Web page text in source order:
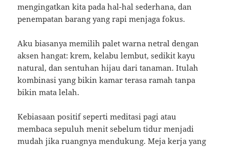
mengingatkan kita pada hal-hal sederhana, dan
penempatan barang yang rapi menjaga fokus.
Aku biasanya memilih palet warna netral dengan
aksen hangat: krem, kelabu lembut, sedikit kayu
natural, dan sentuhan hijau dari tanaman. Itulah
kombinasi yang bikin kamar terasa ramah tanpa
bikin mata lelah.
Kebiasaan positif seperti meditasi pagi atau
membaca sepuluh menit sebelum tidur menjadi
mudah jika ruangnya mendukung. Meja kerja yang